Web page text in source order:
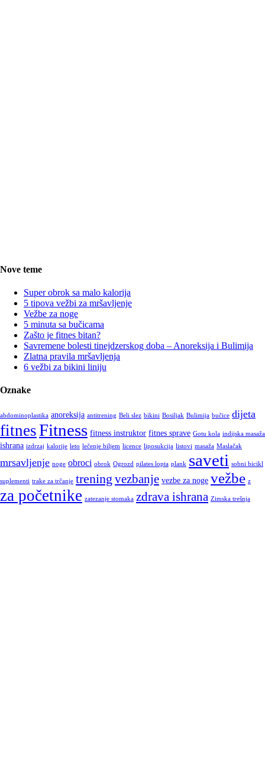
Nove teme
Super obrok sa malo kalorija
5 tipova vežbi za mršavljenje
Vežbe za noge
5 minuta sa bučicama
Zašto je fitnes bitan?
Savremene bolesti tinejdzerskog doba – Anoreksija i Bulimija
Zlatna pravila mršavljenja
6 vežbi za bikini liniju
Oznake
abdominoplastika anoreksija antitrening Beli slez bikini Bosiljak Bulimija bučice dijeta
fitnesFitness fitness instruktor fitnes sprave Gotu kola indijska masaža
ishrana izdrzaj kalorije leto lečenje biljem licence liposukcija listovi masaža Maslačak
mrsavljenje noge obroci obrok Ogrozd pilates lopta plank saveti sobni bicikl
suplementi trake za trčanje trening vezbanje vezbe za noge vežbe z
za početnike zatezanje stomaka zdrava ishrana Zimska trešnja